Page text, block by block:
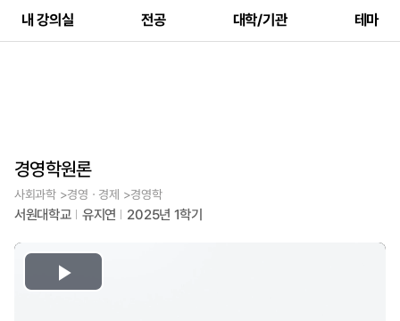
내 강의실 전공 대학/기관 테마
경영학원론
사회과학 >경영ㆍ경제 >경영학
서원대학교 유지연 2025년 1학기
Play